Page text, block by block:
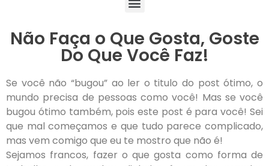
Não Faça o Que Gosta, Goste
Do Que Você Faz!
Se você não “bugou” ao ler o titulo do post ótimo, o
mundo precisa de pessoas como você! Mas se você
bugou ótimo também, pois este post é para você! Sei
que mal começamos e que tudo parece complicado,
mas vem comigo que eu te mostro que não é!
Sejamos francos, fazer o que gosta como forma de